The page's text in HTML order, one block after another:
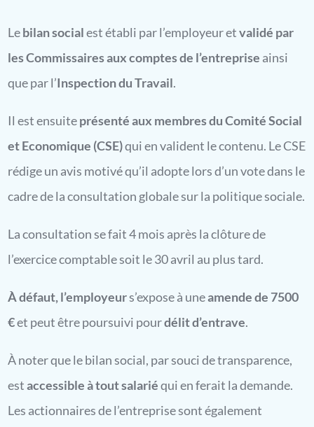
Lebilan socialest établi par l’employeur etvalidé par
les Commissaires aux comptes de l’entreprise ainsi
que par l’Inspection du Travail.
Il est ensuiteprésenté aux membres du Comité Social
et Economique (CSE)qui en valident le contenu. Le CSE
rédige un avis motivé qu’il adopte lors d’un vote dans le
cadre de la consultation globale sur la politique sociale.
La consultation se fait 4 mois après la clôture de
l’exercice comptable soit le 30 avril au plus tard.
À défaut, l’employeurs’expose à uneamende de 7500
€et peut être poursuivi pourdélit d’entrave.
À noter que le bilan social, par souci de transparence,
estaccessible à tout salariéqui en ferait la demande.
Les actionnaires de l’entreprise sont également